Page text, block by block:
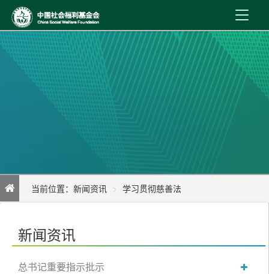
首 页
新闻资讯
机构介绍
当前位置： 新闻资讯 学习贯彻慈善法
新闻资讯
总书记重要指示批示